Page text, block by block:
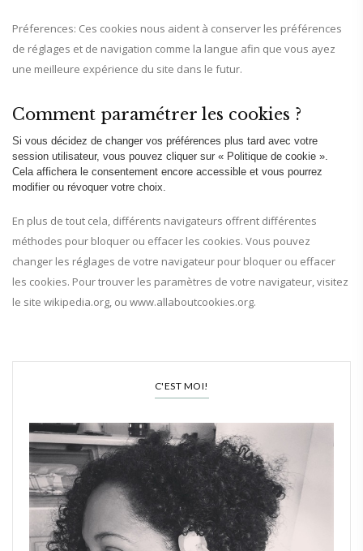
Préferences: Ces cookies nous aident à conserver les préférences
de réglages et de navigation comme la langue afin que vous ayez
une meilleure expérience du site dans le futur.
Comment paramétrer les cookies ?
Si vous décidez de changer vos préférences plus tard avec votre
session utilisateur, vous pouvez cliquer sur « Politique de cookie ».
Cela affichera le consentement encore accessible et vous pourrez
modifier ou révoquer votre choix.
En plus de tout cela, différents navigateurs offrent différentes
méthodes pour bloquer ou effacer les cookies. Vous pouvez
changer les réglages de votre navigateur pour bloquer ou effacer
les cookies. Pour trouver les paramètres de votre navigateur, visitez
le site wikipedia.org, ou www.allaboutcookies.org.
C'EST MOI!